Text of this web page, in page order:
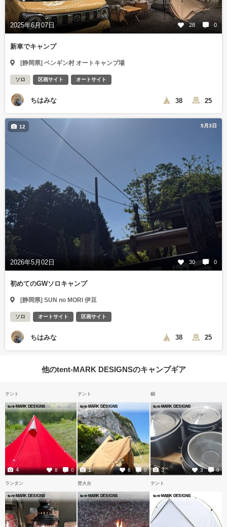
2025年6月07日 28 0
新車でキャンプ
[静岡県] ペンギン村 オートキャンプ場
ソロ 区画サイト オートサイト
ちはみな 38 25
5月3日
2026年5月02日 30 0
12
初めてのGWソロキャンプ
[静岡県] SUN no MORI 伊豆
ソロ オートサイト 区画サイト
ちはみな 38 25
他のtent-MARK DESIGNSのキャンプギア
テント
tent-MARK DESIGNS
8 0
4
テント
tent-MARK DESIGNS
6 0
1
鍋
tent-MARK DESIGNS
3 0
3
ランタン
tent-MARK DESIGNS
焚火台
tent-MARK DESIGNS
テント
tent-MARK DESIGNS